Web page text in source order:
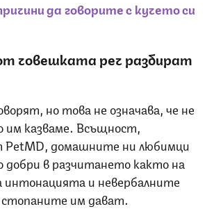
да говорите с кучето си
човешката реч разбират
но това не означава, че не
им казваме. Всъщност,
PetMD, домашните ни любимци
добри в разчитането както на
интонацията и невербалните
стопаните им дават.